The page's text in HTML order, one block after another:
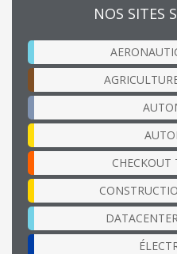
NOS SITES
CHECKOUT